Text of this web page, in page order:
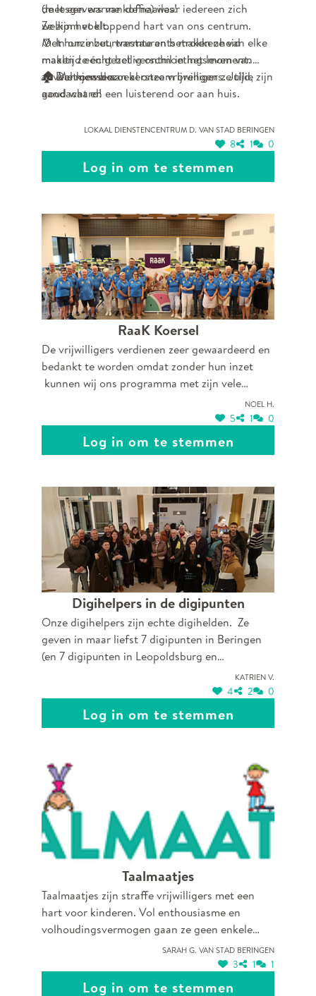
(met een warme koffie) waar iedereen zich
welkom voelt.
🍲 In onze buurtrestaurants maken ze van elke
maaltijd een gezellig ontmoetingsmoment.
🏠 Met ons bezoekersteam brengen ze tijd,
aandacht en een luisterend oor aan huis.
de lesgevers van de naailes!
Ze zijn het kloppend hart van ons centrum.
Met hun inzet, warmte en betrokkenheid
maken ze écht het verschil in het leven van
zoveel mensen.
🙏 Dankjewel aan al onze vrijwilligers. Jullie zijn
goud waard!
Lokaal dienstencentrum D. van Stad Beringen
8 1 0
Log in om te stemmen
RaaK Koersel
De vrijwilligers verdienen zeer gewaardeerd en
bedankt te worden omdat zonder hun inzet
kunnen wij ons programma met zijn vele
activiteiten niet tot een goed einde te brengen!
De vrijwilligers zijn onmisbaar in onze
werking!!!!
Noel H.
5 1 0
Log in om te stemmen
Digihelpers in de digipunten
Onze digihelpers zijn echte digihelden. Ze
geven in maar liefst 7 digipunten in Beringen
(en 7 digipunten in Leopoldsburg en
Tessenderlo-Ham) praktische hulp bij het
installeren van apps, het invullen van
formulieren of het aanvragen van attesten. Ze
hebben niet alleen een passie voor het digitale
begrijpelijk en toegankelijk. Digihelpers helpen
niet dus niet alleen met smartphones of
laptops, ze maken ook mensen zelfredzaam.
Katrien V.
4 2 0
Log in om te stemmen
Taalmaatjes
Taalmaatjes zijn straffe vrijwilligers met een
hart voor kinderen. Vol enthousiasme en
volhoudingsvermogen gaan ze geen enkele
uitdaging uit de weg! Ze bieden op een leuke en
speelse manier taalstimulering op maat aan
kinderen en doen dit steeds met evenveel
Sarah G. van Stad Beringen
3 1 1
Log in om te stemmen